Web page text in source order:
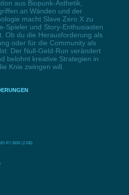
aus Biopunk-Ästhetik,
an Wänden und der
macht Slave Zero X zu
Spieler und Story-Enthusiasten
Ob du die Herausforderung als
oder für die Community als
Der Null-Geld-Run verändert
belohnt kreative Strategien in
Knie zwingen will.
R7 260X (2 GB)